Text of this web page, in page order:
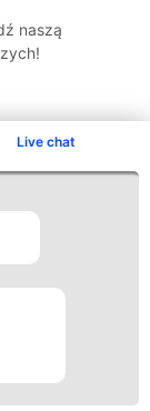
Live chat
naszą